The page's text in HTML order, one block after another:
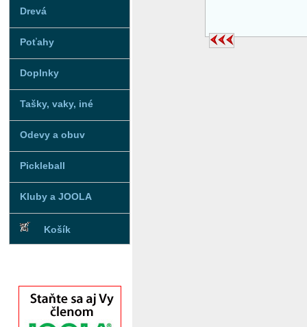
Drevá
Poťahy
Doplnky
Tašky, vaky, iné
Odevy a obuv
Pickleball
Kluby a JOOLA
Košík